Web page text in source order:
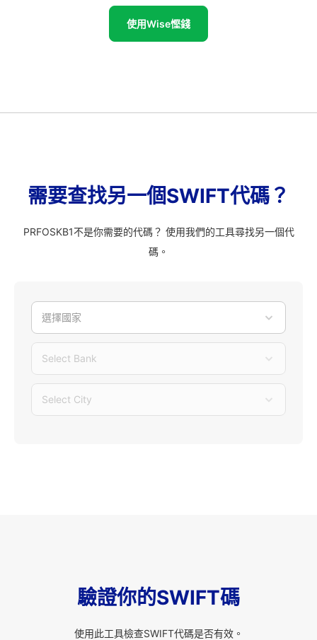
使用Wise慳錢
需要查找另一個SWIFT代碼？
PRFOSKB1不是你需要的代碼？ 使用我們的工具尋找另一個代
碼。
選擇國家
Select Bank
Select City
驗證你的SWIFT碼
使用此工具檢查SWIFT代碼是否有效。